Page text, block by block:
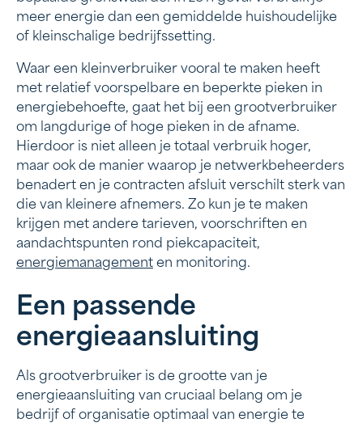
meer energie dan een gemiddelde huishoudelijke
of kleinschalige bedrijfssetting.
Waar een kleinverbruiker vooral te maken heeft
met relatief voorspelbare en beperkte pieken in
energiebehoefte, gaat het bij een grootverbruiker
om langdurige of hoge pieken in de afname.
Hierdoor is niet alleen je totaal verbruik hoger,
maar ook de manier waarop je netwerkbeheerders
benadert en je contracten afsluit verschilt sterk van
die van kleinere afnemers. Zo kun je te maken
krijgen met andere tarieven, voorschriften en
aandachtspunten rond piekcapaciteit,
energiemanagement en monitoring.
Een passende
energieaansluiting
Als grootverbruiker is de grootte van je
energieaansluiting van cruciaal belang om je
bedrijf of organisatie optimaal van energie te